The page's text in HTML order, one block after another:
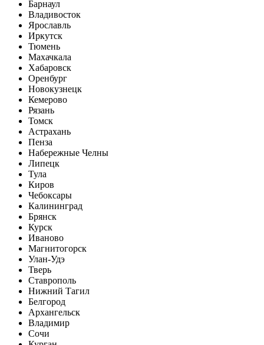
Барнаул
Владивосток
Ярославль
Иркутск
Тюмень
Махачкала
Хабаровск
Оренбург
Новокузнецк
Кемерово
Рязань
Томск
Астрахань
Пенза
Набережные Челны
Липецк
Тула
Киров
Чебоксары
Калининград
Брянск
Курск
Иваново
Магнитогорск
Улан-Удэ
Тверь
Ставрополь
Нижний Тагил
Белгород
Архангельск
Владимир
Сочи